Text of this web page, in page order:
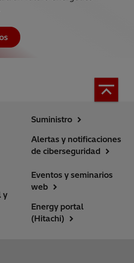
Suministro
Alertas y notificaciones
de ciberseguridad
y
Eventos y seminarios
web
Energy portal
(Hitachi)